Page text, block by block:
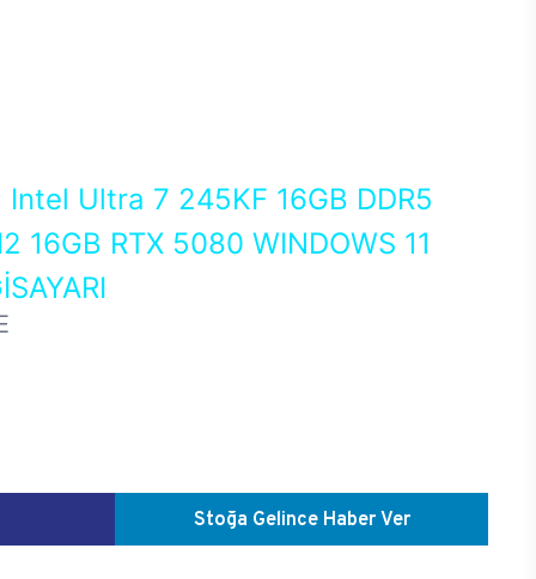
Intel Ultra 7 245KF 16GB DDR5
16GB RTX 5080 WINDOWS 11
Stoğa Gelince Haber Ver